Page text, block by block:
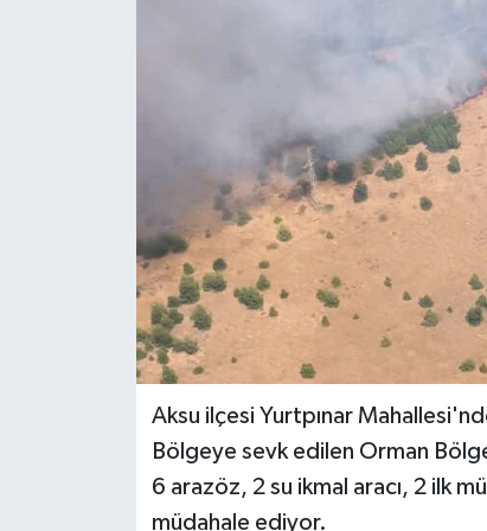
Aksu ilçesi Yurtpınar
Bölgeye sevk edilen Orman
6 arazöz, 2 su ikmal aracı, 2 ilk
müdahale ediyor.
VİDEO HABERLER
YAZARLAR
RESMİ İLAN
MAGAZİN